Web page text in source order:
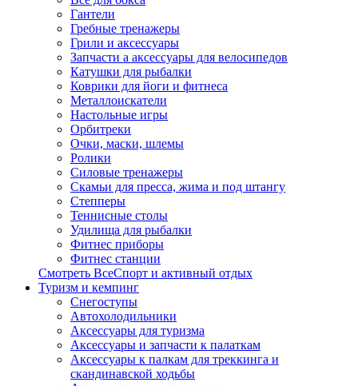
Гантели
Гребные тренажеры
Грили и аксессуары
Запчасти а аксессуары для велосипедов
Катушки для рыбалки
Коврики для йоги и фитнеса
Металлоискатели
Настольные игры
Орбитреки
Очки, маски, шлемы
Ролики
Силовые тренажеры
Скамьи для пресса, жима и под штангу
Степперы
Теннисные столы
Удилища для рыбалки
Фитнес приборы
Фитнес станции
Смотреть ВсеСпорт и активный отдых
Туризм и кемпинг
Cнегоступы
Автохолодильники
Аксессуары для туризма
Аксессуары и запчасти к палаткам
Аксессуары к палкам для треккинга и
скандинавской ходьбы